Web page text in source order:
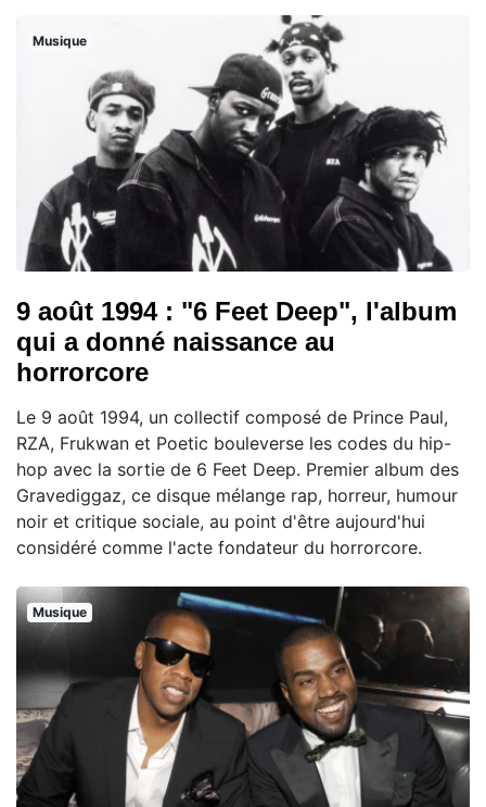
Musique
9 août 1994 : "6 Feet Deep", l'album
qui a donné naissance au
horrorcore
Le 9 août 1994, un collectif composé de Prince Paul,
RZA, Frukwan et Poetic bouleverse les codes du hip-
hop avec la sortie de 6 Feet Deep. Premier album des
Gravediggaz, ce disque mélange rap, horreur, humour
noir et critique sociale, au point d'être aujourd'hui
considéré comme l'acte fondateur du horrorcore.
Musique